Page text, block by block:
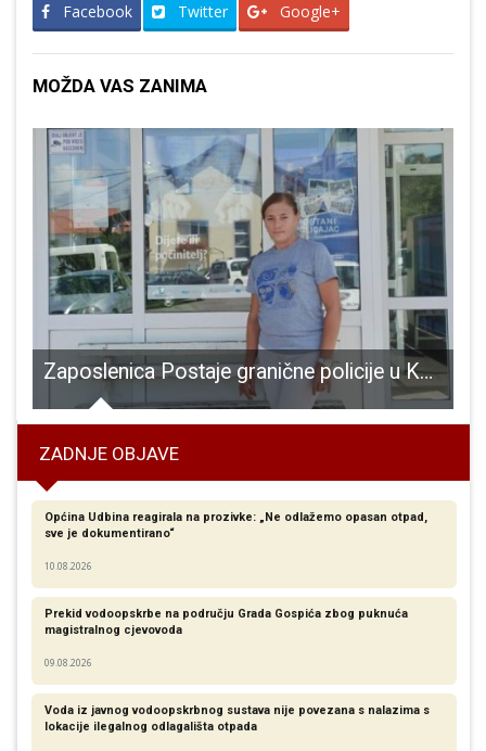
Facebook Twitter Google+
MOŽDA VAS ZANIMA
Zaposlenica Postaje granične policije u Korenici Milena Denona pronašla novčanik pun novaca i pokazala da je poštenje jedini put našeg života
ZADNJE OBJAVE
Općina Udbina reagirala na prozivke: „Ne odlažemo opasan otpad,
sve je dokumentirano“
10.08.2026
Prekid vodoopskrbe na području Grada Gospića zbog puknuća
magistralnog cjevovoda
09.08.2026
Voda iz javnog vodoopskrbnog sustava nije povezana s nalazima s
lokacije ilegalnog odlagališta otpada